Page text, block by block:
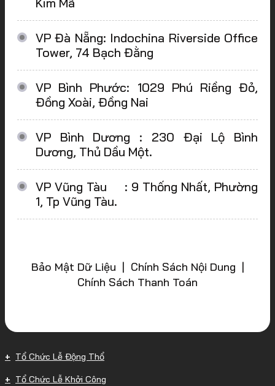
VP Đà Nẵng: Indochina Riverside Office
Tower, 74 Bạch Đằng
VP Bình Phước: 1029 Phú Riềng Đỏ,
Đồng Xoài, Đồng Nai
VP Bình Dương : 230 Đại Lộ Bình
Dương, Thủ Dầu Một.
VP Vũng Tàu : 9 Thống Nhất, Phường
1, Tp Vũng Tàu.
Bảo Mật Dữ Liệu | Chính Sách Nội Dung |
Chính Sách Thanh Toán
Tổ Chức Lễ Động Thổ
Tổ Chức Lễ Khởi Công